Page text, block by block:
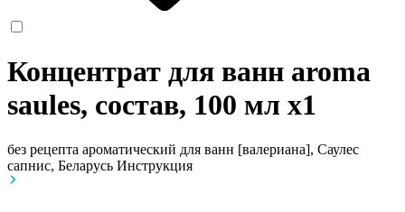
Концентрат для ванн aroma
saules, состав, 100 мл x1
без рецепта ароматический для ванн [валериана], Саулес
сапнис, Беларусь Инструкция